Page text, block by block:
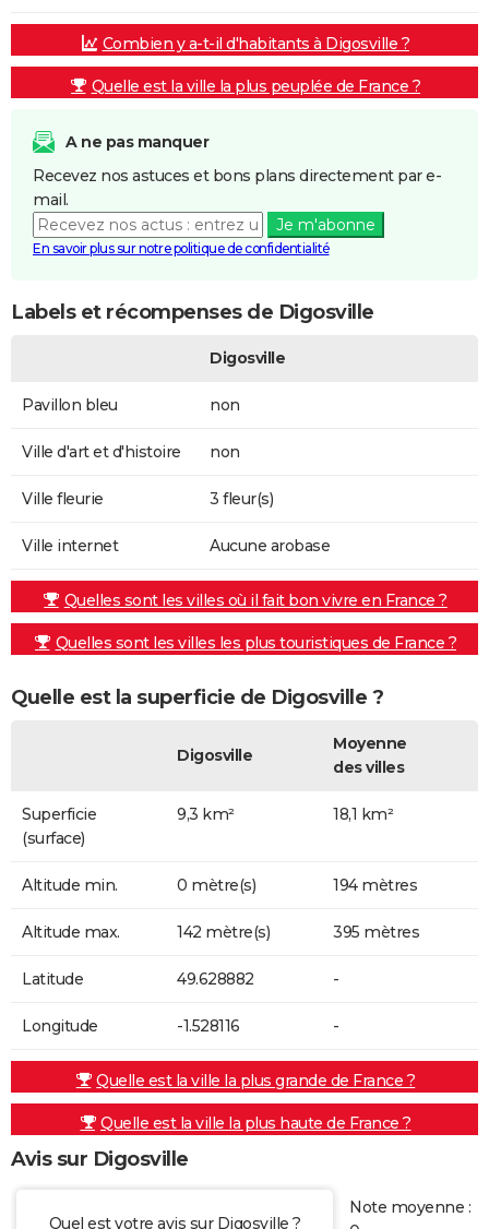
Combien y a-t-il d'habitants à Digosville ?
Quelle est la ville la plus peuplée de France ?
A ne pas manquer
Recevez nos astuces et bons plans directement par e-
mail.
Je m'abonne
En savoir plus sur notre politique de confidentialité
Labels et récompenses de Digosville
Digosville
Pavillon bleu non
Ville d'art et d'histoire non
Ville fleurie 3 fleur(s)
Ville internet Aucune arobase
Quelles sont les villes où il fait bon vivre en France ?
Quelles sont les villes les plus touristiques de France ?
Quelle est la superficie de Digosville ?
Digosville
Moyenne
des villes
Superficie
(surface)
9,3 km² 18,1 km²
Altitude min. 0 mètre(s) 194 mètres
Altitude max. 142 mètre(s) 395 mètres
Latitude 49.628882 -
Longitude -1.528116 -
Quelle est la ville la plus grande de France ?
Quelle est la ville la plus haute de France ?
Avis sur Digosville
Quel est votre avis sur Digosville ?
Note moyenne :